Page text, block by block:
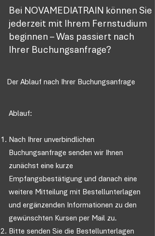
Bei NOVAMEDIATRAIN können Sie
jederzeit mit Ihrem Fernstudium
beginnen – Was passiert nach
Ihrer Buchungsanfrage?
Der Ablauf nach Ihrer Buchungsanfrage
Ablauf:
Nach Ihrer unverbindlichen
Buchungsanfrage senden wir Ihnen
zunächst eine kurze
Empfangsbestätigung und danach eine
weitere Mitteilung mit Bestellunterlagen
und ergänzenden Informationen zu den
gewünschten Kursen per Mail zu.
Bitte senden Sie die Bestellunterlagen